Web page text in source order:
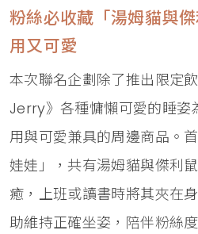
粉絲必收藏「湯姆貓與
用又可愛
本次聯名企劃除了推出限定
Jerry》各種慵懶可愛的睡姿
用與可愛兼具的周邊商品。
娃娃」，共有湯姆貓與傑利
癒，上班或讀書時將其夾在
助維持正確坐姿，陪伴粉絲